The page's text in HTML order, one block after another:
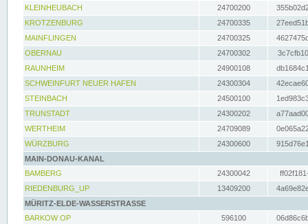
KLEINHEUBACH 24700200
KROTZENBURG
24700335
MAINFLINGEN
24700325
OBERNAU
24700302
RAUNHEIM
24900108
SCHWEINFURT NEUER HAFEN
24300304
STEINBACH
24500100
TRUNSTADT
24300202
WERTHEIM
24709089
WÜRZBURG
24300600
MAIN-DONAU-KANAL
BAMBERG
24300042
RIEDENBURG_UP
13409200
MÜRITZ-ELDE-WASSERSTRASSE
BARKOW OP
596100